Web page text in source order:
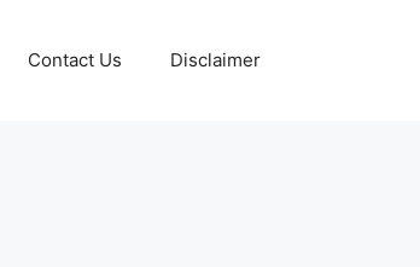
Contact Us Disclaimer